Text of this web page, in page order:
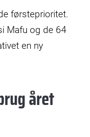
førsteprioritet.
Mafu og de 64
en ny
året